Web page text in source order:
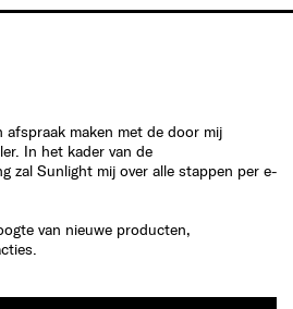
afspraak maken met de door mij
In het kader van de
zal Sunlight mij over alle stappen per e-
van nieuwe producten,